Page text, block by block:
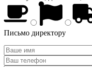
Письмо директору